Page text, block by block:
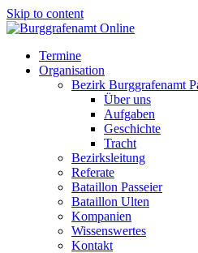
Skip to content
Termine
Organisation
Bezirk Burggrafenamt
Über uns
Aufgaben
Geschichte
Tracht
Bezirksleitung
Referate
Bataillon Passeier
Bataillon Ulten
Kompanien
Wissenswertes
Kontakt